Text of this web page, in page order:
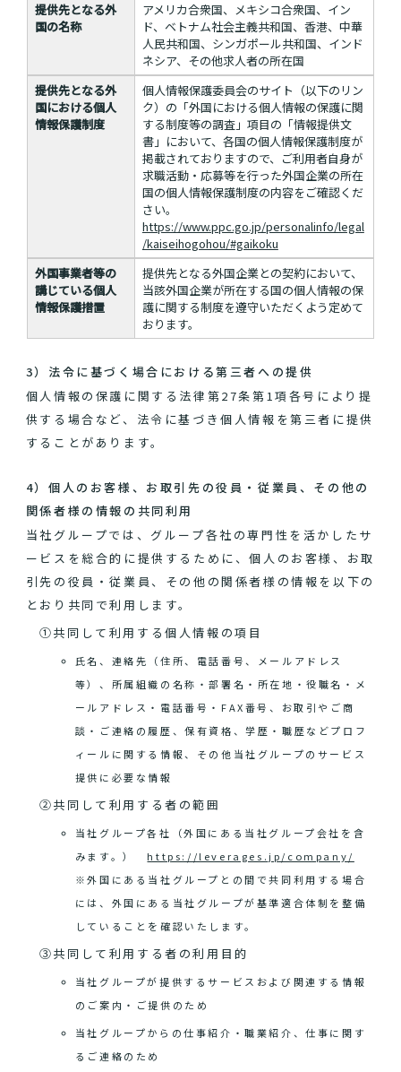
提供先となる外
国の名称
アメリカ合衆国、メキシコ合衆国、イン
ド、ベトナム社会主義共和国、香港、中華
人民共和国、シンガポール共和国、インド
ネシア、その他求人者の所在国
提供先となる外
国における個人
情報保護制度
個人情報保護委員会のサイト（以下のリン
ク）の「外国における個人情報の保護に関
する制度等の調査」項目の「情報提供文
書」において、各国の個人情報保護制度が
掲載されておりますので、ご利用者自身が
求職活動・応募等を行った外国企業の所在
国の個人情報保護制度の内容をご確認くだ
さい。
https://www.ppc.go.jp/personalinfo/legal
/kaiseihogohou/#gaikoku
外国事業者等の
講じている個人
情報保護措置
提供先となる外国企業との契約において、
当該外国企業が所在する国の個人情報の保
護に関する制度を遵守いただくよう定めて
おります。
3）法令に基づく場合における第三者への提供
個人情報の保護に関する法律第27条第1項各号により提
供する場合など、法令に基づき個人情報を第三者に提供
することがあります。
4）個人のお客様、お取引先の役員・従業員、その他の
関係者様の情報の共同利用
当社グループでは、グループ各社の専門性を活かしたサ
ービスを総合的に提供するために、個人のお客様、お取
引先の役員・従業員、その他の関係者様の情報を以下の
とおり共同で利用します。
①共同して利用する個人情報の項目
氏名、連絡先（住所、電話番号、メールアドレス
等）、所属組織の名称・部署名・所在地・役職名・メ
ールアドレス・電話番号・FAX番号、お取引やご商
談・ご連絡の履歴、保有資格、学歴・職歴などプロフ
ィールに関する情報、その他当社グループのサービス
提供に必要な情報
②共同して利用する者の範囲
当社グループ各社（外国にある当社グループ会社を含
みます。） https://leverages.jp/company/
※外国にある当社グループとの間で共同利用する場合
には、外国にある当社グループが基準適合体制を整備
していることを確認いたします。
③共同して利用する者の利用目的
当社グループが提供するサービスおよび関連する情報
のご案内・ご提供のため
当社グループからの仕事紹介・職業紹介、仕事に関す
るご連絡のため